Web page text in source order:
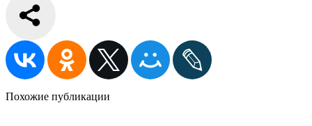
Похожие публикации